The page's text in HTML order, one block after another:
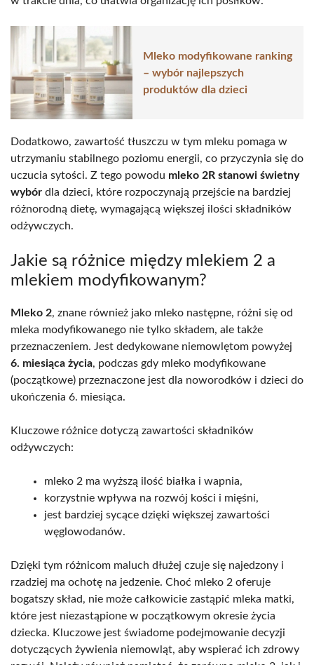
Mleko modyfikowane ranking
– wybór najlepszych
produktów dla dzieci
Dodatkowo, zawartość tłuszczu w tym mleku pomaga w
utrzymaniu stabilnego poziomu energii, co przyczynia się do
uczucia sytości. Z tego powodu mleko 2R stanowi świetny
wybór dla dzieci, które rozpoczynają przejście na bardziej
różnorodną dietę, wymagającą większej ilości składników
odżywczych.
Jakie są różnice między mlekiem 2 a
mlekiem modyfikowanym?
Mleko 2, znane również jako mleko następne, różni się od
mleka modyfikowanego nie tylko składem, ale także
przeznaczeniem. Jest dedykowane niemowlętom powyżej
6. miesiąca życia, podczas gdy mleko modyfikowane
(początkowe) przeznaczone jest dla noworodków i dzieci do
ukończenia 6. miesiąca.
Kluczowe różnice dotyczą zawartości składników
odżywczych:
mleko 2 ma wyższą ilość białka i wapnia,
korzystnie wpływa na rozwój kości i mięśni,
jest bardziej sycące dzięki większej zawartości
węglowodanów.
Dzięki tym różnicom maluch dłużej czuje się najedzony i
rzadziej ma ochotę na jedzenie. Choć mleko 2 oferuje
bogatszy skład, nie może całkowicie zastąpić mleka matki,
które jest niezastąpione w początkowym okresie życia
dziecka. Kluczowe jest świadome podejmowanie decyzji
dotyczących żywienia niemowląt, aby wspierać ich zdrowy